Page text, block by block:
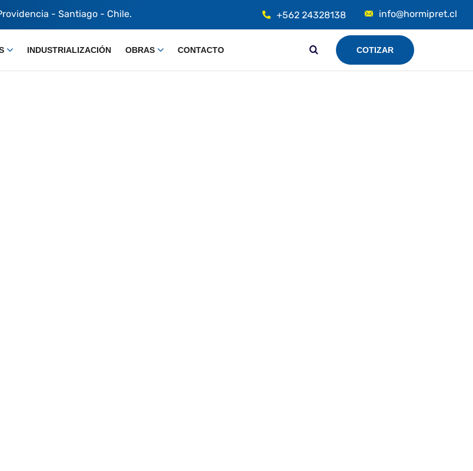
- Santiago - Chile. +562 24328138 info@hormipret.cl
INDUSTRIALIZACIÓN OBRAS CONTACTO COTIZAR